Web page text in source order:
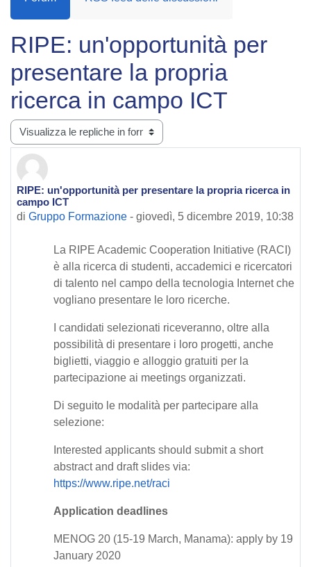
RIPE: un'opportunità per
presentare la propria
ricerca in campo ICT
Modalità visualizzazione
RIPE: un'opportunità per presentare la propria ricerca in
campo ICT
di Gruppo Formazione - giovedì, 5 dicembre 2019, 10:38
Numero di risposte: 0
La RIPE Academic Cooperation Initiative (RACI)
è alla ricerca di studenti, accademici e ricercatori
di talento nel campo della tecnologia Internet che
vogliano presentare le loro ricerche.
I candidati selezionati riceveranno, oltre alla
possibilità di presentare i loro progetti, anche
biglietti, viaggio e alloggio gratuiti per la
partecipazione ai meetings organizzati.
Di seguito le modalità per partecipare alla
selezione:
Interested applicants should submit a short
abstract and draft slides via:
https://www.ripe.net/raci
Application deadlines
MENOG 20 (15-19 March, Manama): apply by 19
January 2020